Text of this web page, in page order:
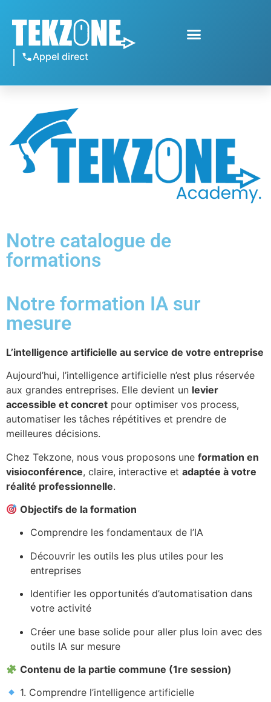
Appel direct
Notre catalogue de
formations
Notre formation IA sur
mesure
L’intelligence artificielle au service de votre entreprise
Aujourd’hui, l’intelligence artificielle n’est plus réservée
aux grandes entreprises. Elle devient un levier
accessible et concret pour optimiser vos process,
automatiser les tâches répétitives et prendre de
meilleures décisions.
Chez Tekzone, nous vous proposons une formation en
visioconférence, claire, interactive et adaptée à votre
réalité professionnelle.
Objectifs de la formation
Comprendre les fondamentaux de l’IA
Découvrir les outils les plus utiles pour les
entreprises
Identifier les opportunités d’automatisation dans
votre activité
Créer une base solide pour aller plus loin avec des
outils IA sur mesure
Contenu de la partie commune (1re session)
1. Comprendre l’intelligence artificielle